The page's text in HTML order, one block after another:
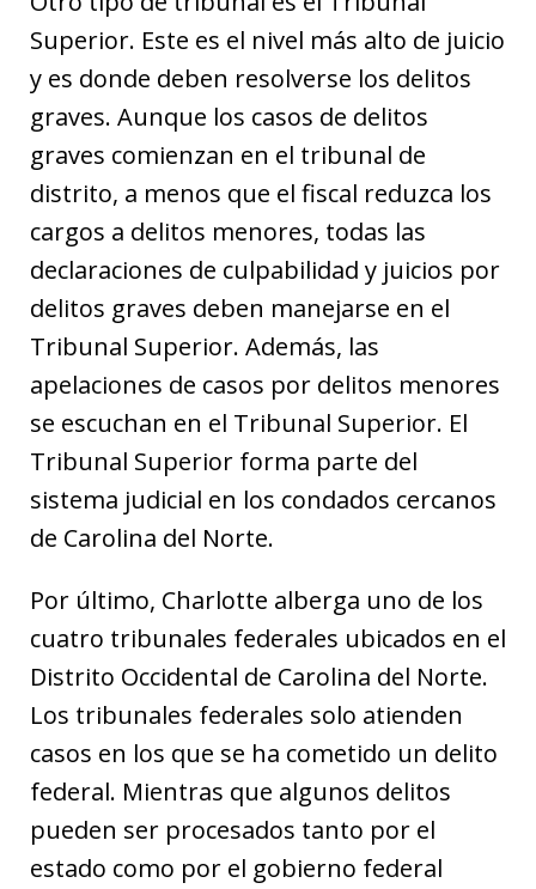
Superior. Este es el nivel más alto de juicio
y es donde deben resolverse los delitos
graves. Aunque los casos de delitos
graves comienzan en el tribunal de
distrito, a menos que el fiscal reduzca los
cargos a delitos menores, todas las
declaraciones de culpabilidad y juicios por
delitos graves deben manejarse en el
Tribunal Superior. Además, las
apelaciones de casos por delitos menores
se escuchan en el Tribunal Superior. El
Tribunal Superior forma parte del
sistema judicial en los condados cercanos
de Carolina del Norte.
Por último, Charlotte alberga uno de los
cuatro tribunales federales ubicados en el
Distrito Occidental de Carolina del Norte.
Los tribunales federales solo atienden
casos en los que se ha cometido un delito
federal. Mientras que algunos delitos
pueden ser procesados tanto por el
estado como por el gobierno federal